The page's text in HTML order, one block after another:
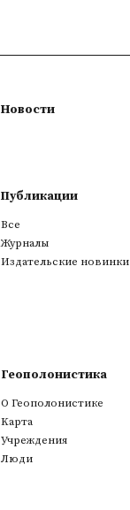
Новости
Публикации
Все
Журналы
Издательские новинки
Геополонистика
О Геополонистике
Kарта
Учреждения
Люди